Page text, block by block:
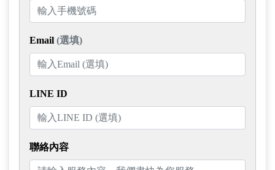
Email (選填)
LINE ID
聯絡內容